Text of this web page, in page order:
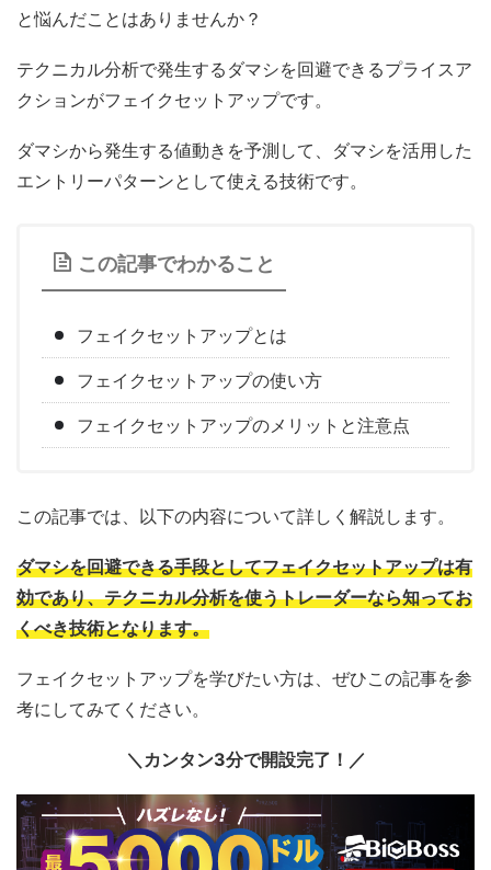
と悩んだことはありませんか？
テクニカル分析で発生するダマシを回避できるプライスア
クションがフェイクセットアップです。
ダマシから発生する値動きを予測して、ダマシを活用した
エントリーパターンとして使える技術です。
この記事でわかること
フェイクセットアップとは
フェイクセットアップの使い方
フェイクセットアップのメリットと注意点
この記事では、以下の内容について詳しく解説します。
ダマシを回避できる手段としてフェイクセットアップは有
効であり、テクニカル分析を使うトレーダーなら知ってお
くべき技術となります。
フェイクセットアップを学びたい方は、ぜひこの記事を参
考にしてみてください。
＼カンタン3分で開設完了！／